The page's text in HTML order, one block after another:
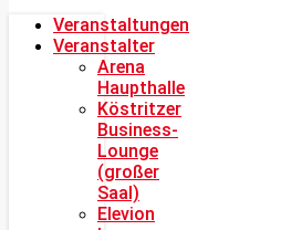
Veranstaltungen
Veranstalter
Arena
Haupthalle
Köstritzer
Business-
Lounge
(großer
Saal)
Elevion